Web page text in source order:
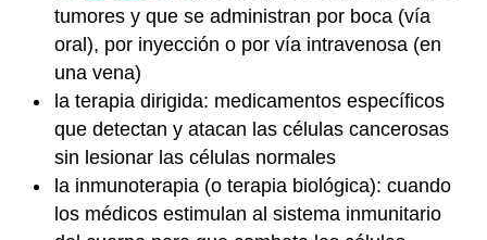
tumores y que se administran por boca (vía
oral), por inyección o por vía intravenosa (en
una vena)
la terapia dirigida: medicamentos específicos
que detectan y atacan las células cancerosas
sin lesionar las células normales
la inmunoterapia (o terapia biológica): cuando
los médicos estimulan al sistema inmunitario